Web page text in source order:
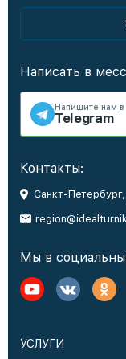
Написать в
Напишите нам в
Telegram
Контакты:
Санкт-
Мы в
УСЛУГИ